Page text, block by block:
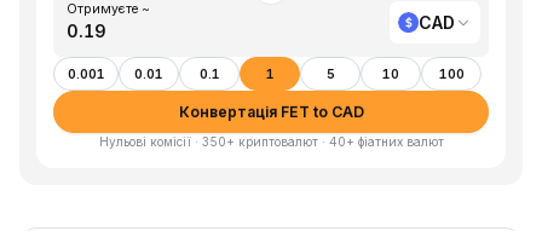
Отримуєте ~
CAD
0.001 0.01 0.1 1 5 10 100
Конвертація FET to CAD
Нульові комісії · 350+ криптовалют · 40+ фіатних валют